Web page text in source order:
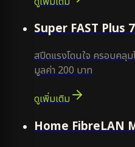
Super FAST Plus 7
สปีดแรงโดนใจ ครอบคลุ
มูลค่า 200 บาท
ดูเพิ่มเติม
Home FibreLAN